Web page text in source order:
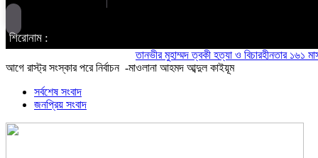
শিরোনাম :
তানভীর মুহাম্মদ ত্বকী হত্যা ও বিচারহীনতার ১৬১ মাস
আগে রাস্ট্র সংস্কার পরে নির্বাচন -মাওলানা আহমদ আব্দুল কাইয়ূম
সর্বশেষ সংবাদ
জনপ্রিয় সংবাদ